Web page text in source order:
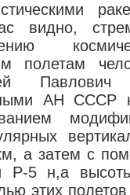
видно,
полетам
Павлович
АН СССР
а затем с
Р-5 н,а
этих